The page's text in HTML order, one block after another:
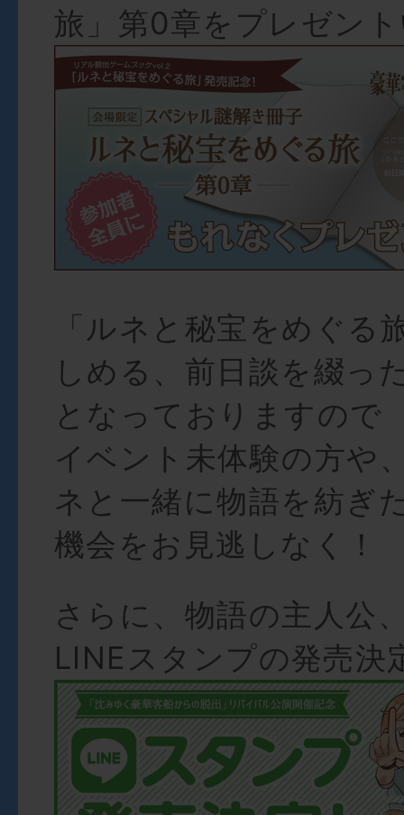
旅」第0章をプレゼン
「ルネと秘宝をめぐる
しめる、前日談を綴っ
となっておりますので
イベント未体験の方や
ネと一緒に物語を紡ぎ
機会をお見逃しなく！
さらに、物語の主人公
LINEスタンプの発売決